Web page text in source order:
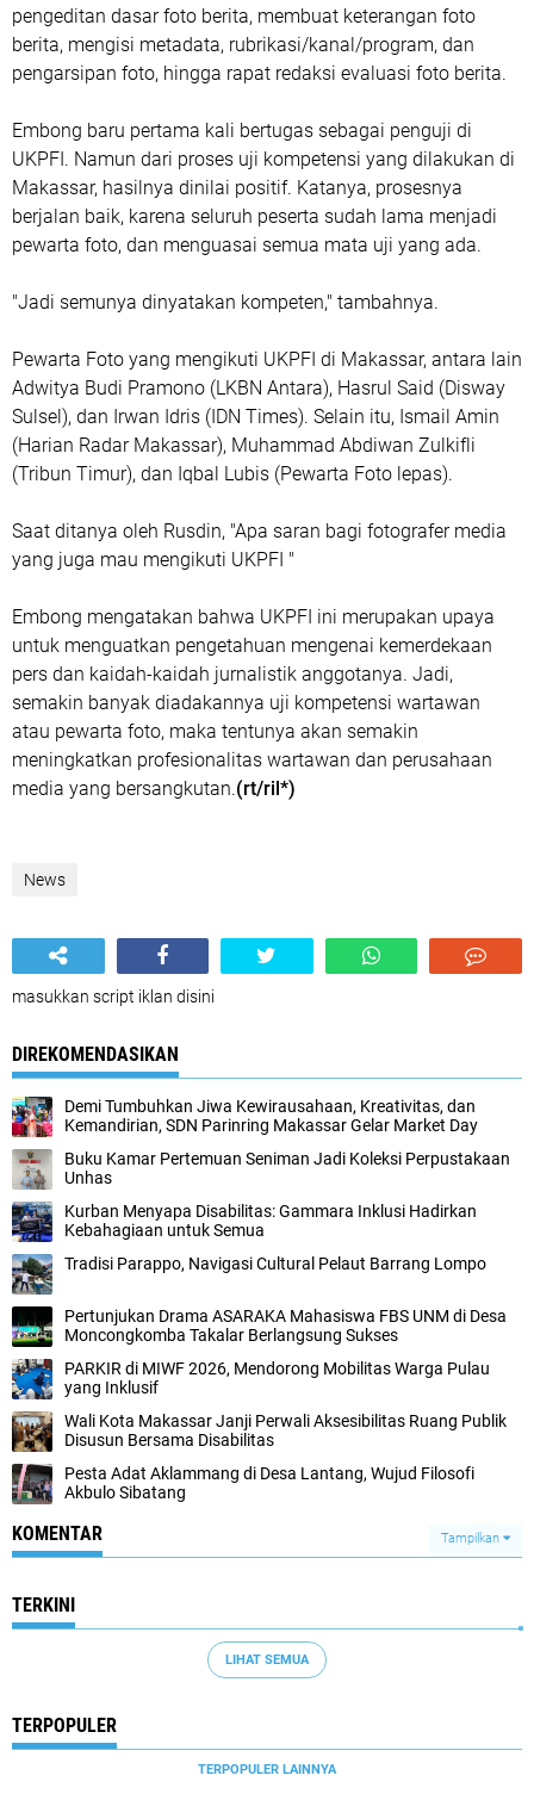
pengeditan dasar foto berita, membuat keterangan foto
berita, mengisi metadata, rubrikasi/kanal/program, dan
pengarsipan foto, hingga rapat redaksi evaluasi foto berita.
Embong baru pertama kali bertugas sebagai penguji di
UKPFI. Namun dari proses uji kompetensi yang dilakukan di
Makassar, hasilnya dinilai positif. Katanya, prosesnya
berjalan baik, karena seluruh peserta sudah lama menjadi
pewarta foto, dan menguasai semua mata uji yang ada.
"Jadi semunya dinyatakan kompeten," tambahnya.
Pewarta Foto yang mengikuti UKPFI di Makassar, antara lain
Adwitya Budi Pramono (LKBN Antara), Hasrul Said (Disway
Sulsel), dan Irwan Idris (IDN Times). Selain itu, Ismail Amin
(Harian Radar Makassar), Muhammad Abdiwan Zulkifli
(Tribun Timur), dan Iqbal Lubis (Pewarta Foto lepas).
Saat ditanya oleh Rusdin, "Apa saran bagi fotografer media
yang juga mau mengikuti UKPFI "
Embong mengatakan bahwa UKPFI ini merupakan upaya
untuk menguatkan pengetahuan mengenai kemerdekaan
pers dan kaidah-kaidah jurnalistik anggotanya. Jadi,
semakin banyak diadakannya uji kompetensi wartawan
atau pewarta foto, maka tentunya akan semakin
meningkatkan profesionalitas wartawan dan perusahaan
media yang bersangkutan.(rt/ril*)
News
masukkan script iklan disini
DIREKOMENDASIKAN
Demi Tumbuhkan Jiwa Kewirausahaan, Kreativitas, dan
Kemandirian, SDN Parinring Makassar Gelar Market Day
Buku Kamar Pertemuan Seniman Jadi Koleksi Perpustakaan
Unhas
Kurban Menyapa Disabilitas: Gammara Inklusi Hadirkan
Kebahagiaan untuk Semua
Tradisi Parappo, Navigasi Cultural Pelaut Barrang Lompo
Pertunjukan Drama ASARAKA Mahasiswa FBS UNM di Desa
Moncongkomba Takalar Berlangsung Sukses
PARKIR di MIWF 2026, Mendorong Mobilitas Warga Pulau
yang Inklusif
Wali Kota Makassar Janji Perwali Aksesibilitas Ruang Publik
Disusun Bersama Disabilitas
Pesta Adat Aklammang di Desa Lantang, Wujud Filosofi
Akbulo Sibatang
KOMENTAR Tampilkan
TERKINI
LIHAT SEMUA
TERPOPULER
TERPOPULER LAINNYA